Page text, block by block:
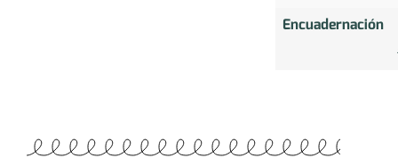
Encuadernación